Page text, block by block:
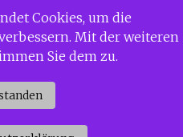
Cookies, um die
Mit der weiteren
Sie dem zu.